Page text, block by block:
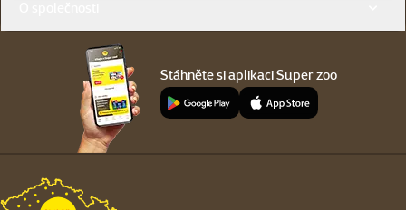
Stáhněte si aplikaci Super zoo